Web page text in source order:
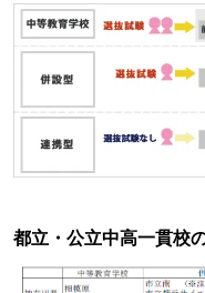
都立・公立中高一貫校